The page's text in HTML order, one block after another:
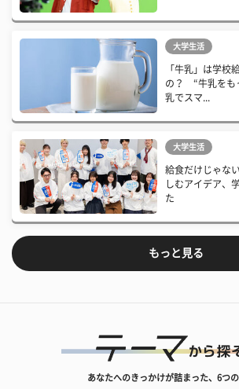
大学生活
「牛乳」は学校
の？ “牛乳を
乳でスマ...
大学生活
給食だけじゃな
しむアイデア、
た
もっと見る
あなたへのきっかけが詰まった、6つ